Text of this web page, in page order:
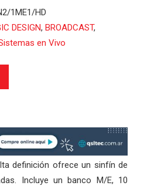
1ME1/HD
DESIGN, BROADCAST,
en Vivo
definición ofrece un sinfín de
Incluye un banco M/E, 10